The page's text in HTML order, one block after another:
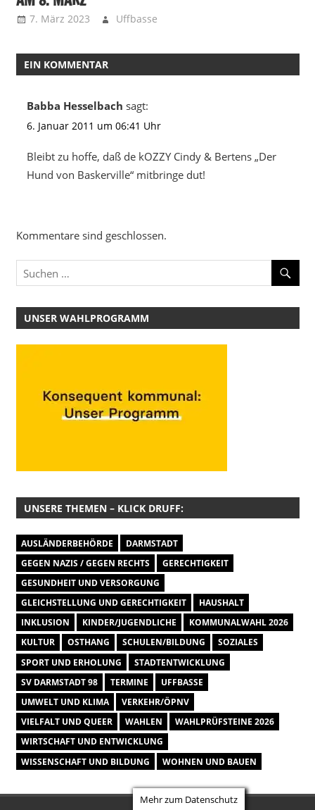
7. März 2023 Uffbasse
EIN KOMMENTAR
Babba Hesselbach sagt:
6. Januar 2011 um 06:41 Uhr
Bleibt zu hoffe, daß de kOZZY Cindy & Bertens „Der
Hund von Baskerville“ mitbringe dut!
Kommentare sind geschlossen.
UNSER WAHLPROGRAMM
UNSERE THEMEN – KLICK DRUFF:
AUSLÄNDERBEHÖRDE
DARMSTADT
GEGEN NAZIS / GEGEN RECHTS
GERECHTIGKEIT
GESUNDHEIT UND VERSORGUNG
GLEICHSTELLUNG UND GERECHTIGKEIT
HAUSHALT
INKLUSION
KINDER/JUGENDLICHE
KOMMUNALWAHL 2026
KULTUR
OSTHANG SCHULEN/BILDUNG
SOZIALES
SPORT UND ERHOLUNG
STADTENTWICKLUNG
SV DARMSTADT 98
TERMINE
UFFBASSE
UMWELT UND KLIMA
VERKEHR/ÖPNV
VIELFALT UND QUEER
WAHLEN
WAHLPRÜFSTEINE 2026
WIRTSCHAFT UND ENTWICKLUNG
WISSENSCHAFT UND BILDUNG
WOHNEN UND BAUEN
Mehr zum Datenschutz